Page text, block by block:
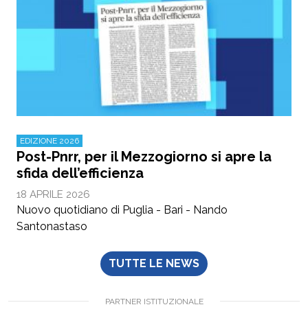
EDIZIONE 2026
Post-Pnrr, per il Mezzogiorno si apre la
sfida dell’efficienza
18 APRILE 2026
Nuovo quotidiano di Puglia - Bari - Nando
Santonastaso
TUTTE LE NEWS
PARTNER ISTITUZIONALE